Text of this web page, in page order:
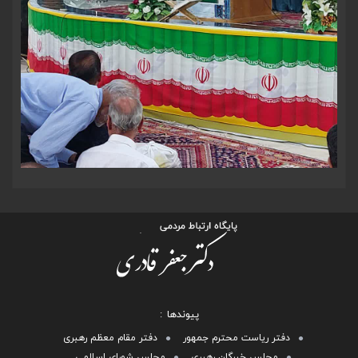
پیوندها
دفتر ریاست محترم جمهور
دفتر مقام معظم رهبری